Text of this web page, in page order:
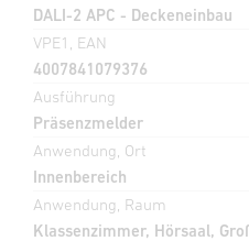
DALI-2 APC - Deckeneinbau
VPE1, EAN
4007841079376
Ausführung
Präsenzmelder
Anwendung, Ort
Innenbereich
Anwendung, Raum
Klassenzimmer, Hörsaal,